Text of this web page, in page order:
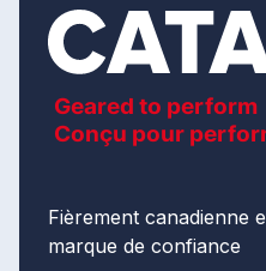
Geared to perform
Conçu pour
Fièrement canadienne
marque de confiance